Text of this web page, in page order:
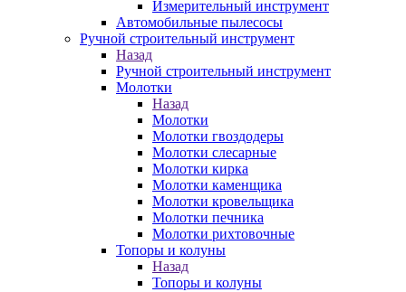
Измерительный инструмент
Автомобильные пылесосы
Ручной строительный инструмент
Назад
Ручной строительный инструмент
Молотки
Назад
Молотки
Молотки гвоздодеры
Молотки слесарные
Молотки кирка
Молотки каменщика
Молотки кровельщика
Молотки печника
Молотки рихтовочные
Топоры и колуны
Назад
Топоры и колуны